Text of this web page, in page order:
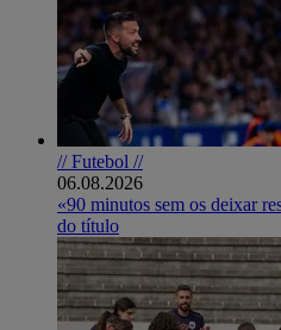
// Futebol //
06.08.2026
«90 minutos sem os deixar
do título